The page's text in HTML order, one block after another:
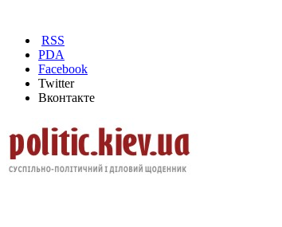
RSS
PDA
Facebook
Twitter
Вконтакте